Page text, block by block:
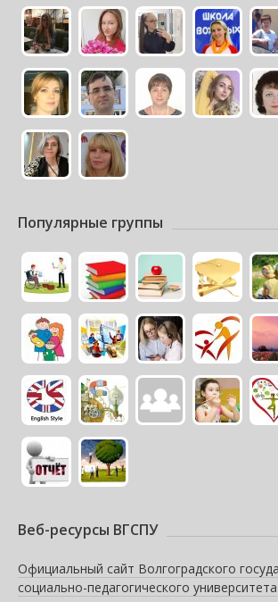
Популярные группы
Веб-ресурсы ВГСПУ
Официальный сайт Волгоградского
социально-педагогического университета